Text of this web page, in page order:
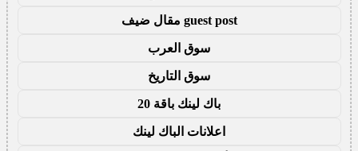
guest post مقال ضيف
سوق العرب
سوق التاريخ
باك لينك باقة 20
اعلانات الباك لينك